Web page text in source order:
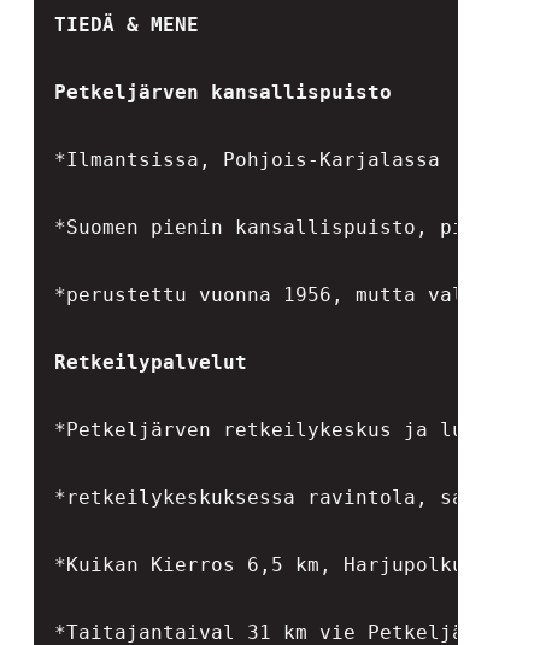
TIEDÄ & MENE
Petkeljärven kansallispuisto
*Ilmantsissa, Pohjois-Karjalassa
*Suomen pienin kansallispuisto, pinta-
*perustettu vuonna 1956, mutta valittu
Retkeilypalvelut
*Petkeljärven retkeilykeskus ja
*retkeilykeskuksessa ravintola, sauna
*Kuikan Kierros 6,5 km, Harjupolku 3,5
*Taitajantaival 31 km vie